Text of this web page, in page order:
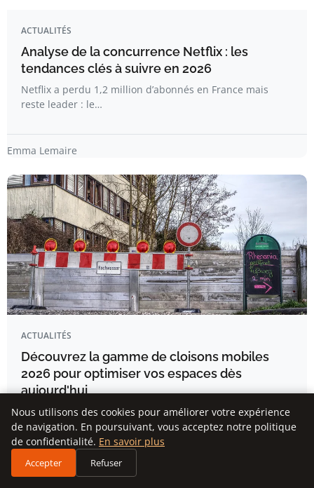
ACTUALITÉS
Analyse de la concurrence Netflix : les
tendances clés à suivre en 2026
Netflix a perdu 1,2 million d’abonnés en France mais
reste leader : le…
Emma Lemaire
ACTUALITÉS
Découvrez la gamme de cloisons mobiles
2026 pour optimiser vos espaces dès
aujourd'hui
Nicolas Girard
Nous utilisons des cookies pour améliorer votre expérience
de navigation. En poursuivant, vous acceptez notre politique
de confidentialité. En savoir plus
Accepter Refuser